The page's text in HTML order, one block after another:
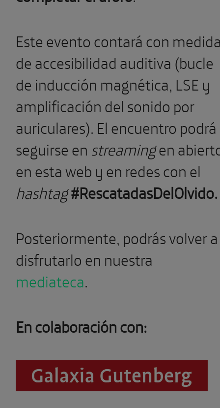
Este evento contará con
de accesibilidad auditiva (bucle
de inducción magnética, LSE y
amplificación del sonido por
auriculares). El encuentro podrá
seguirse en streamingen
en esta web y en redes con el
hashtag#RescatadasDelOlvido.
Posteriormente, podrás volver a
disfrutarlo en nuestra
mediateca.
En colaboración con: